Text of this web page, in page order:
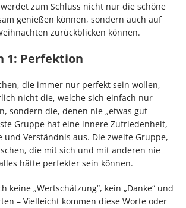
zum Schluss nicht nur die schöne
genießen können, sondern auch auf
zurückblicken können.
1: Perfektion
die immer nur perfekt sein wollen,
nicht die, welche sich einfach nur
sondern die, denen nie „etwas gut
Gruppe hat eine innere Zufriedenheit,
und Verständnis aus. Die zweite Gruppe,
die mit sich und mit anderen nie
hätte perfekter sein können.
keine „Wertschätzung“, kein „Danke“ und
– Vielleicht kommen diese Worte oder